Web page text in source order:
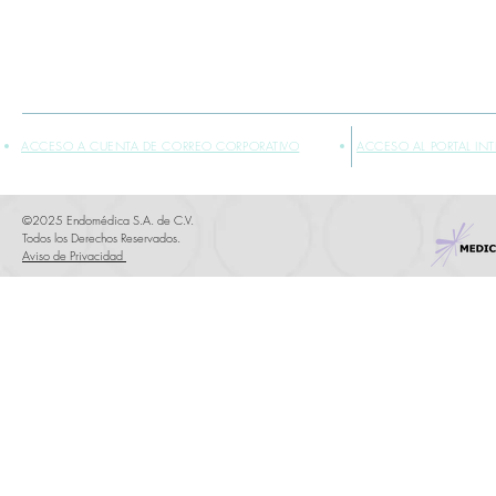
ACCESO A CUENTA DE CORREO CORPORATIVO ACCESO AL PORTAL
©2025 Endomédica S.A. de C.V.
Todos los Derechos Reservados.
Aviso de Privacidad